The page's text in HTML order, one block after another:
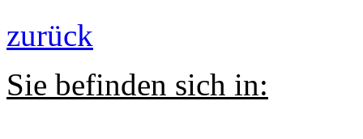
zurück
Sie befinden sich in: